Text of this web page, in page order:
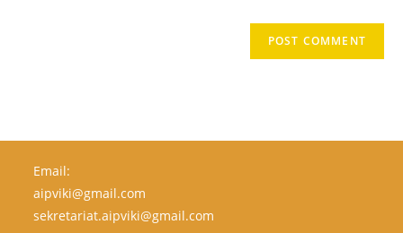
Email:
aipviki@gmail.com
sekretariat.aipviki@gmail.com